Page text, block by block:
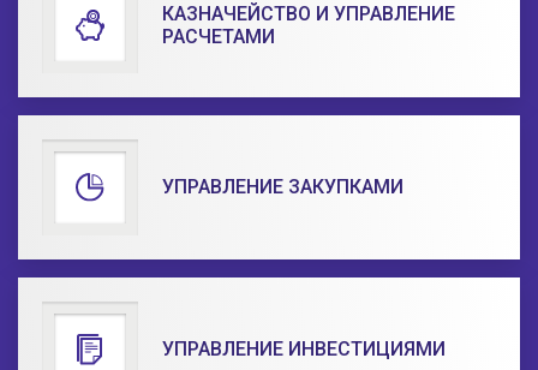
КАЗНАЧЕЙСТВО И УПРАВЛЕНИЕ
РАСЧЕТАМИ
УПРАВЛЕНИЕ ЗАКУПКАМИ
УПРАВЛЕНИЕ ИНВЕСТИЦИЯМИ